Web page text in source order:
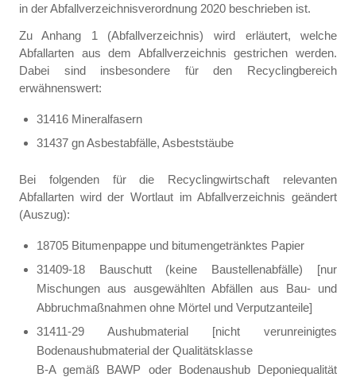
in der Abfallverzeichnisverordnung 2020 beschrieben ist.
Zu Anhang 1 (Abfallverzeichnis) wird erläutert, welche
Abfallarten aus dem Abfallverzeichnis gestrichen werden.
Dabei sind insbesondere für den Recyclingbereich
erwähnenswert:
31416 Mineralfasern
31437 gn Asbestabfälle, Asbeststäube
Bei folgenden für die Recyclingwirtschaft relevanten
Abfallarten wird der Wortlaut im Abfallverzeichnis geändert
(Auszug):
18705 Bitumenpappe und bitumengetränktes Papier
31409-18 Bauschutt (keine Baustellenabfälle) [nur
Mischungen aus ausgewählten Abfällen aus Bau- und
Abbruchmaßnahmen ohne Mörtel und Verputzanteile]
31411-29 Aushubmaterial [nicht verunreinigtes
Bodenaushubmaterial der Qualitätsklasse
B-A gemäß BAWP oder Bodenaushub Deponiequalität